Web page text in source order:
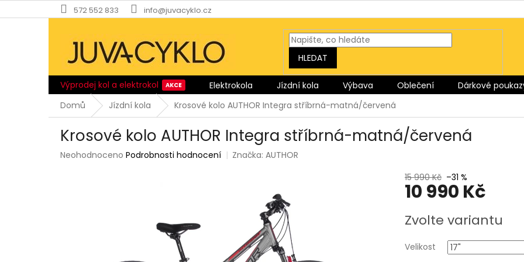
na
572 552 833 info@juvacyklo.cz
HLEDAT
Výprodej kol a elektrokol Elektrokola Jízdní kola Výbava Oblečení Dárkové
Domů
Jízdní kola Krosové kolo AUTHOR Integra stříbrná-matná/červená
Krosové kolo AUTHOR Integra stříbrná-matná/červená
Průměrné
Neohodnoceno Podrobnosti hodnocení Značka:AUTHOR
15 990 Kč –31 %
10 990 Kč
cena:
Zvolte variantu
Velikost